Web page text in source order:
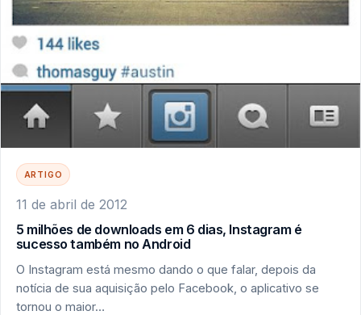
ARTIGO
11 de abril de 2012
5 milhões de downloads em 6 dias, Instagram é
sucesso também no Android
O Instagram está mesmo dando o que falar, depois da
notícia de sua aquisição pelo Facebook, o aplicativo se
tornou o maior…